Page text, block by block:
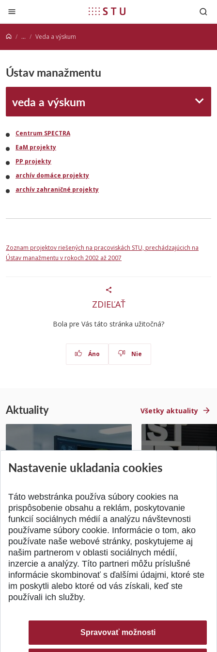
Prejsť na obsah
... Veda a výskum
Ústav manažmentu
veda a výskum
Centrum SPECTRA
EaM projekty
PP projekty
archív domáce projekty
archív zahraničné projekty
Zoznam projektov riešených na pracoviskách STU, prechádzajúcich na
Ústav manažmentu v rokoch 2002 až 2007
ZDIEĽAŤ
Bola pre Vás táto stránka užitočná?
Áno Nie
Aktuality Všetky aktuality
Europe na posilnenie
Študentský tím z
jediný zastupoval
SPÄŤ NA VRCH
Nastavenie ukladania cookies
Táto webstránka používa súbory cookies na
prispôsobenie obsahu a reklám, poskytovanie
funkcií sociálnych médií a analýzu návštevnosti
používame súbory cookie. Informácie o tom, ako
používate naše webové stránky, poskytujeme aj
našim partnerom v oblasti sociálnych médií,
inzercie a analýzy. Títo partneri môžu príslušné
informácie skombinovať s ďalšími údajmi, ktoré ste
im poskytli alebo ktoré od vás získali, keď ste
používali ich služby.
Spravovať možnosti